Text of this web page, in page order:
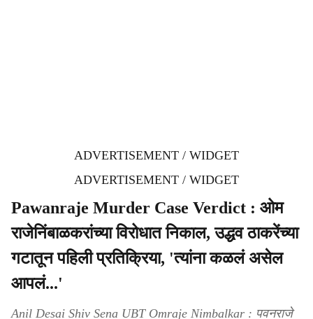
ADVERTISEMENT / WIDGET
ADVERTISEMENT / WIDGET
Pawanraje Murder Case Verdict : ओम
राजेनिंबाळकरांच्या विरोधात निकाल, उद्धव ठाकरेंच्या
गटातून पहिली प्रतिक्रिया, 'त्यांना कळलं असेल
आपलं...'
Anil Desai Shiv Sena UBT Omraje Nimbalkar : पवनराजे